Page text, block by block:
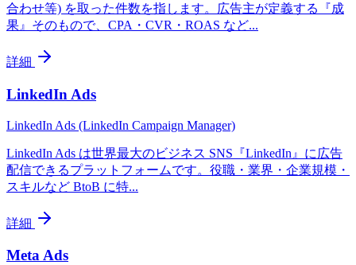
合わせ等) を取った件数を指します。広告主が定義する『成
果』そのもので、CPA・CVR・ROAS など...
詳細
LinkedIn Ads
LinkedIn Ads (LinkedIn Campaign Manager)
LinkedIn Ads は世界最大のビジネス SNS『LinkedIn』に広告
配信できるプラットフォームです。役職・業界・企業規模・
スキルなど BtoB に特...
詳細
Meta Ads